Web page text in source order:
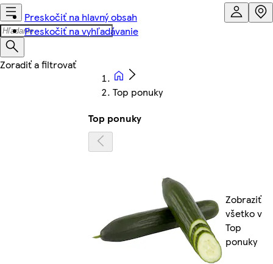
Preskočiť na hlavný obsah
Preskočiť na vyhľadávanie
Top ponuky
Top ponuky
Zobraziť
všetko v
Top
ponuky